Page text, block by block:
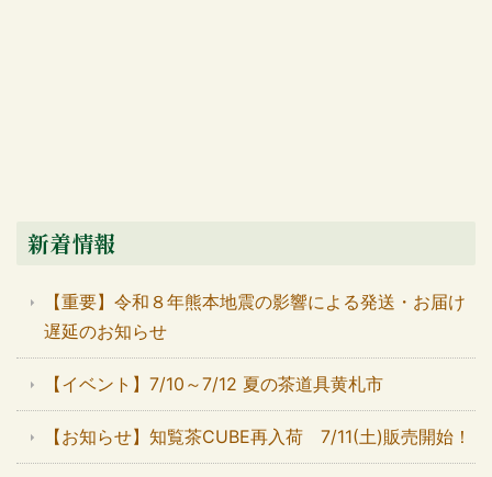
新着情報
【重要】令和８年熊本地震の影響による発送・お届け
遅延のお知らせ
【イベント】7/10～7/12 夏の茶道具黄札市
【お知らせ】知覧茶CUBE再入荷 7/11(土)販売開始！